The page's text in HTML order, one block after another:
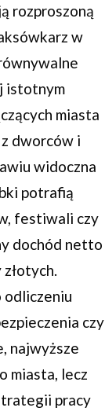
rozproszoną
w
istotnym
miasta
dworców i
widoczna
potrafią
festiwali czy
dochód netto
odliczeniu
czy
najwyższe
miasta, lecz
pracy